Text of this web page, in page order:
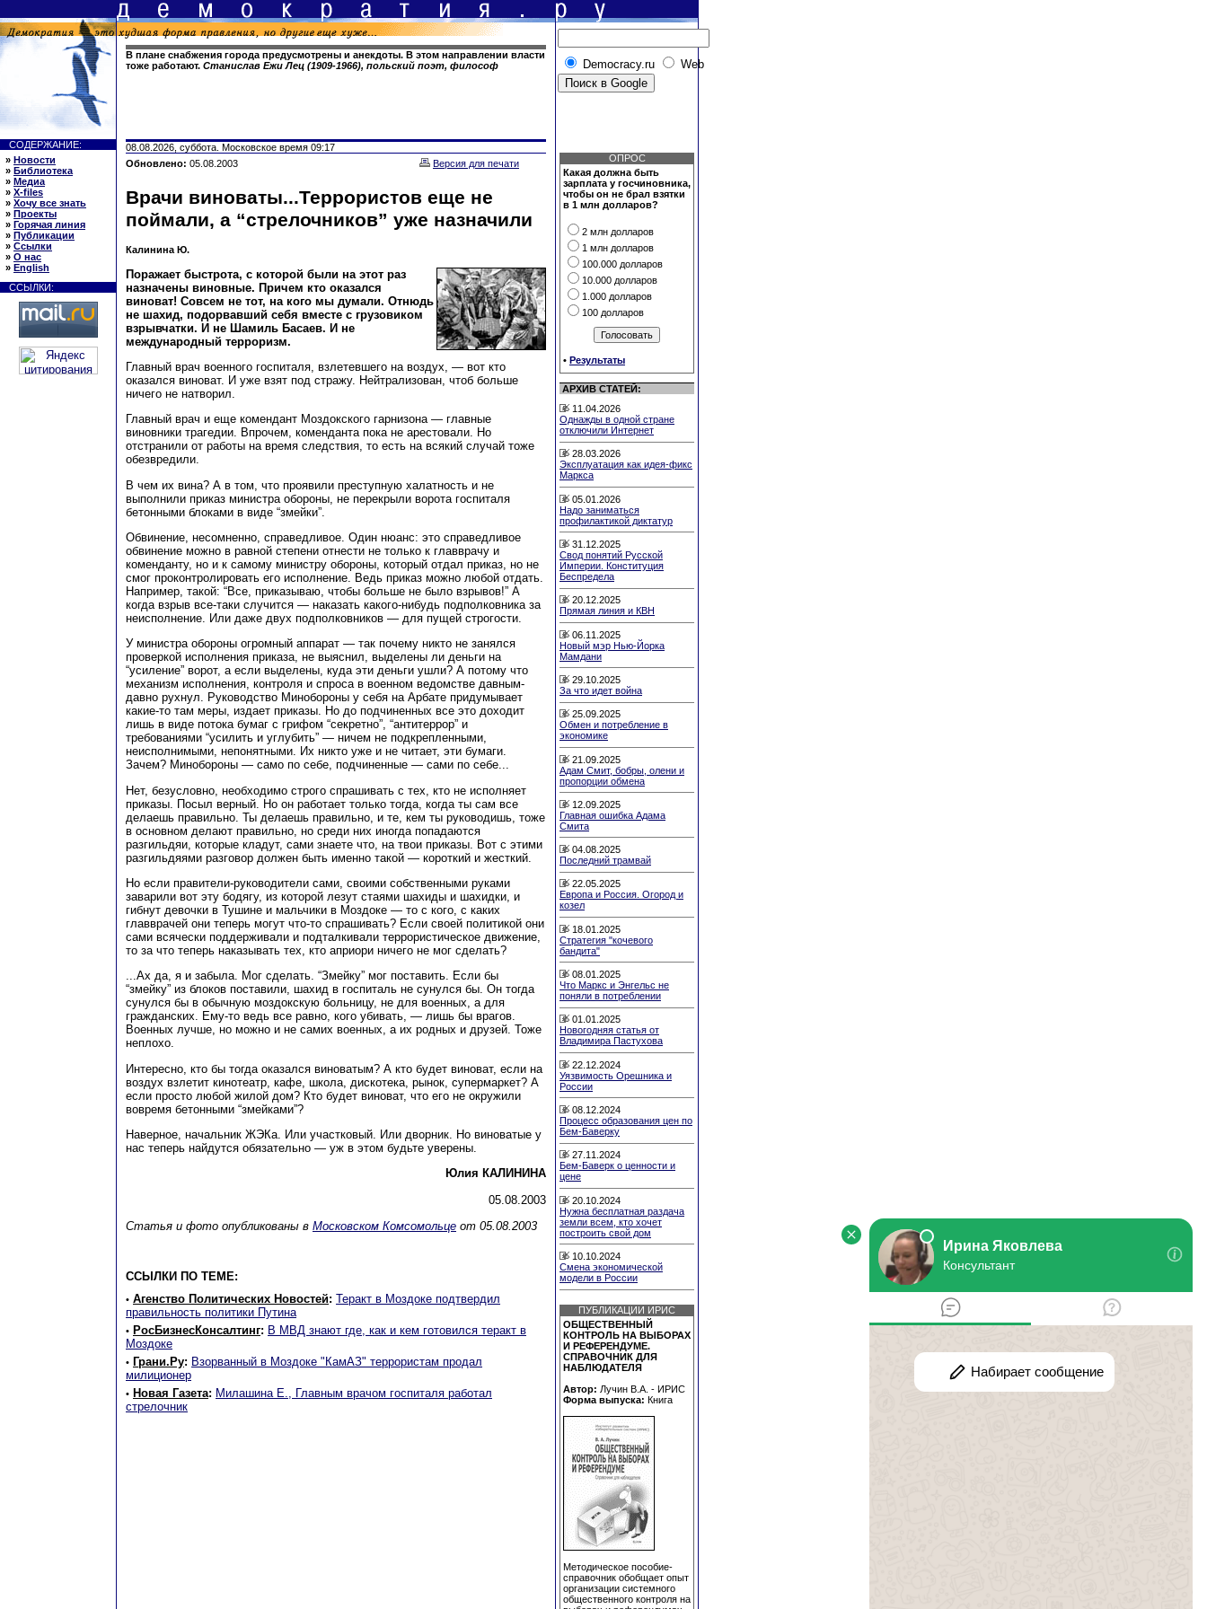
В плане снабжения города предусмотрены и анекдоты. В этом направлении власти
тоже работают. Станислав Ежи Лец (1909-1966), польский поэт, философ Democracy.ru Web
СОДЕРЖАНИЕ:
» Новости
» Библиотека
» Медиа
» X-files
» Хочу все знать
» Проекты
» Горячая линия
» Публикации
» Ссылки
» О нас
» English
ССЫЛКИ:
08.08.2026, суббота. Московское время 09:17
Обновлено: 05.08.2003 Версия для печати
Врачи виноваты...Террористов еще не
поймали, а “стрелочников” уже назначили
Калинина Ю.
Поражает быстрота, с которой были на этот раз
назначены виновные. Причем кто оказался
виноват! Совсем не тот, на кого мы думали. Отнюдь
не шахид, подорвавший себя вместе с грузовиком
взрывчатки. И не Шамиль Басаев. И не
международный терроризм.
Главный врач военного госпиталя, взлетевшего на воздух, — вот кто
оказался виноват. И уже взят под стражу. Нейтрализован, чтоб больше
ничего не натворил.
Главный врач и еще комендант Моздокского гарнизона — главные
виновники трагедии. Впрочем, коменданта пока не арестовали. Но
отстранили от работы на время следствия, то есть на всякий случай тоже
обезвредили.
В чем их вина? А в том, что проявили преступную халатность и не
выполнили приказ министра обороны, не перекрыли ворота госпиталя
бетонными блоками в виде “змейки”.
Обвинение, несомненно, справедливое. Один нюанс: это справедливое
обвинение можно в равной степени отнести не только к главврачу и
коменданту, но и к самому министру обороны, который отдал приказ, но не
смог проконтролировать его исполнение. Ведь приказ можно любой отдать.
Например, такой: “Все, приказываю, чтобы больше не было взрывов!” А
когда взрыв все-таки случится — наказать какого-нибудь подполковника за
неисполнение. Или даже двух подполковников — для пущей строгости.
У министра обороны огромный аппарат — так почему никто не занялся
проверкой исполнения приказа, не выяснил, выделены ли деньги на
“усиление” ворот, а если выделены, куда эти деньги ушли? А потому что
механизм исполнения, контроля и спроса в военном ведомстве давным-
давно рухнул. Руководство Минобороны у себя на Арбате придумывает
какие-то там меры, издает приказы. Но до подчиненных все это доходит
лишь в виде потока бумаг с грифом “секретно”, “антитеррор” и
требованиями “усилить и углубить” — ничем не подкрепленными,
неисполнимыми, непонятными. Их никто уже и не читает, эти бумаги.
Зачем? Минобороны — само по себе, подчиненные — сами по себе...
Нет, безусловно, необходимо строго спрашивать с тех, кто не исполняет
приказы. Посыл верный. Но он работает только тогда, когда ты сам все
делаешь правильно. Ты делаешь правильно, и те, кем ты руководишь, тоже
в основном делают правильно, но среди них иногда попадаются
разгильдяи, которые кладут, сами знаете что, на твои приказы. Вот с этими
разгильдяями разговор должен быть именно такой — короткий и жесткий.
Но если правители-руководители сами, своими собственными руками
заварили вот эту бодягу, из которой лезут стаями шахиды и шахидки, и
гибнут девочки в Тушине и мальчики в Моздоке — то с кого, с каких
главврачей они теперь могут что-то спрашивать? Если своей политикой они
сами всячески поддерживали и подталкивали террористическое движение,
то за что теперь наказывать тех, кто априори ничего не мог сделать?
...Ах да, я и забыла. Мог сделать. “Змейку” мог поставить. Если бы
“змейку” из блоков поставили, шахид в госпиталь не сунулся бы. Он тогда
сунулся бы в обычную моздокскую больницу, не для военных, а для
гражданских. Ему-то ведь все равно, кого убивать, — лишь бы врагов.
Военных лучше, но можно и не самих военных, а их родных и друзей. Тоже
неплохо.
Интересно, кто бы тогда оказался виноватым? А кто будет виноват, если на
воздух взлетит кинотеатр, кафе, школа, дискотека, рынок, супермаркет? А
если просто любой жилой дом? Кто будет виноват, что его не окружили
вовремя бетонными “змейками”?
Наверное, начальник ЖЭКа. Или участковый. Или дворник. Но виноватые у
нас теперь найдутся обязательно — уж в этом будьте уверены.
Юлия КАЛИНИНА
05.08.2003
Статья и фото опубликованы в Московском Комсомольце от 05.08.2003
ССЫЛКИ ПО ТЕМЕ:
• Агенство Политических Новостей: Теракт в Моздоке подтвердил
правильность политики Путина
• РосБизнесКонсалтинг: В МВД знают где, как и кем готовился теракт в
Моздоке
• Грани.Ру: Взорванный в Моздоке "КамАЗ" террористам продал
милиционер
• Новая Газета: Милашина Е., Главным врачом госпиталя работал
стрелочник
ОПРОС
Какая должна быть
зарплата у госчиновника,
чтобы он не брал взятки
в 1 млн долларов?
2 млн долларов
1 млн долларов
100.000 долларов
10.000 долларов
1.000 долларов
100 долларов
• Результаты
АРХИВ СТАТЕЙ:
11.04.2026
Однажды в одной стране
отключили Интернет
28.03.2026
Эксплуатация как идея-фикс
Маркса
05.01.2026
Надо заниматься
профилактикой диктатур
31.12.2025
Свод понятий Русской
Империи. Конституция
Беспредела
20.12.2025
Прямая линия и КВН
06.11.2025
Новый мэр Нью-Йорка
Мамдани
29.10.2025
За что идет война
25.09.2025
Обмен и потребление в
экономике
21.09.2025
Адам Смит, бобры, олени и
пропорции обмена
12.09.2025
Главная ошибка Адама
Смита
04.08.2025
Последний трамвай
22.05.2025
Европа и Россия. Огород и
козел
18.01.2025
Стратегия "кочевого
бандита"
08.01.2025
Что Маркс и Энгельс не
поняли в потреблении
01.01.2025
Новогодняя статья от
Владимира Пастухова
22.12.2024
Уязвимость Орешника и
России
08.12.2024
Процесс образования цен по
Бем-Баверку
27.11.2024
Бем-Баверк о ценности и
цене
20.10.2024
Нужна бесплатная раздача
земли всем, кто хочет
построить свой дом
10.10.2024
Смена экономической
модели в России
ПУБЛИКАЦИИ ИРИС
ОБЩЕСТВЕННЫЙ
КОНТРОЛЬ НА ВЫБОРАХ
И РЕФЕРЕНДУМЕ.
СПРАВОЧНИК ДЛЯ
НАБЛЮДАТЕЛЯ
Автор: Лучин В.А. - ИРИС
Форма выпуска: Книга
Методическое пособие-
справочник обобщает опыт
организации системного
общественного контроля на